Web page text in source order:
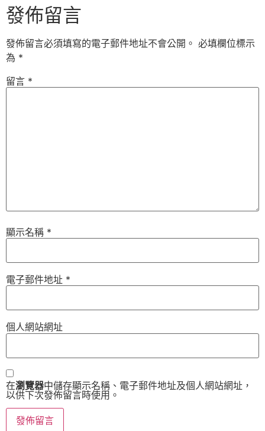
發佈留言
發佈留言必須填寫的電子郵件地址不會公開。 必填欄位標示
為 *
留言 *
顯示名稱 *
電子郵件地址 *
個人網站網址
在瀏覽器中儲存顯示名稱、電子郵件地址及個人網站網址，
以供下次發佈留言時使用。